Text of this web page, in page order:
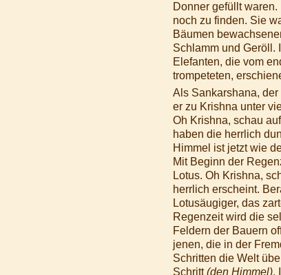
Donner gefüllt
noch zu finden. Sie
Bäumen
Schlamm und Geröll.
Elefanten, die vom
trompeteten,
Als Sankarshana,
er zu Krishna unter
Oh Krishna, schau
haben die herrlich
Himmel ist jetzt wie
Mit Beginn der
Lotus. Oh Krishna,
herrlich erscheint.
Lotusäugiger, das
Regenzeit wird die
Feldern der Bauern
jenen, die in der
Schritten die Welt
Schritt(den Himmel).